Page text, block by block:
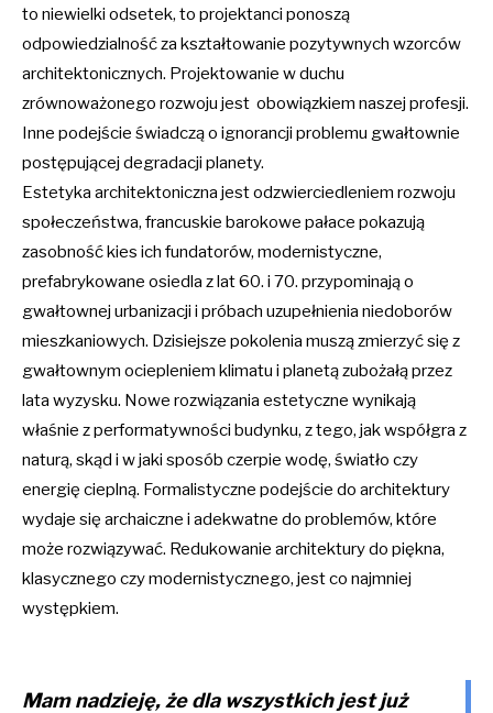
to niewielki odsetek, to projektanci ponoszą
odpowiedzialność za kształtowanie pozytywnych wzorców
architektonicznych. Projektowanie w duchu
zrównoważonego rozwoju jest obowiązkiem naszej profesji.
Inne podejście świadczą o ignorancji problemu gwałtownie
postępującej degradacji planety.
Estetyka architektoniczna jest odzwierciedleniem rozwoju
społeczeństwa, francuskie barokowe pałace pokazują
zasobność kies ich fundatorów, modernistyczne,
prefabrykowane osiedla z lat 60. i 70. przypominają o
gwałtownej urbanizacji i próbach uzupełnienia niedoborów
mieszkaniowych. Dzisiejsze pokolenia muszą zmierzyć się z
gwałtownym ociepleniem klimatu i planetą zubożałą przez
lata wyzysku. Nowe rozwiązania estetyczne wynikają
właśnie z performatywności budynku, z tego, jak współgra z
naturą, skąd i w jaki sposób czerpie wodę, światło czy
energię cieplną. Formalistyczne podejście do architektury
wydaje się archaiczne i adekwatne do problemów, które
może rozwiązywać. Redukowanie architektury do piękna,
klasycznego czy modernistycznego, jest co najmniej
występkiem.
Mam nadzieję, że dla wszystkich jest już